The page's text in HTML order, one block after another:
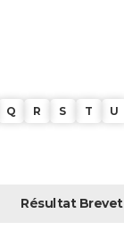
Q R S T
U
RésultatBrevet